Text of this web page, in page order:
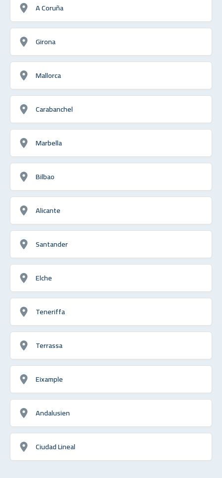
A Coruña
Girona
Mallorca
Carabanchel
Marbella
Bilbao
Alicante
Santander
Elche
Teneriffa
Terrassa
Eixample
Andalusien
Ciudad Lineal